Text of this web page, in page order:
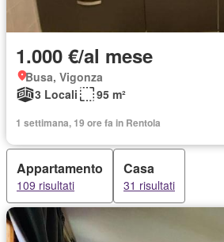
1.000 €/al mese
Busa, Vigonza
3 Locali
95 m²
1 settimana, 19 ore fa in Rentola
Appartamento
109 risultati
Casa
31 risultati